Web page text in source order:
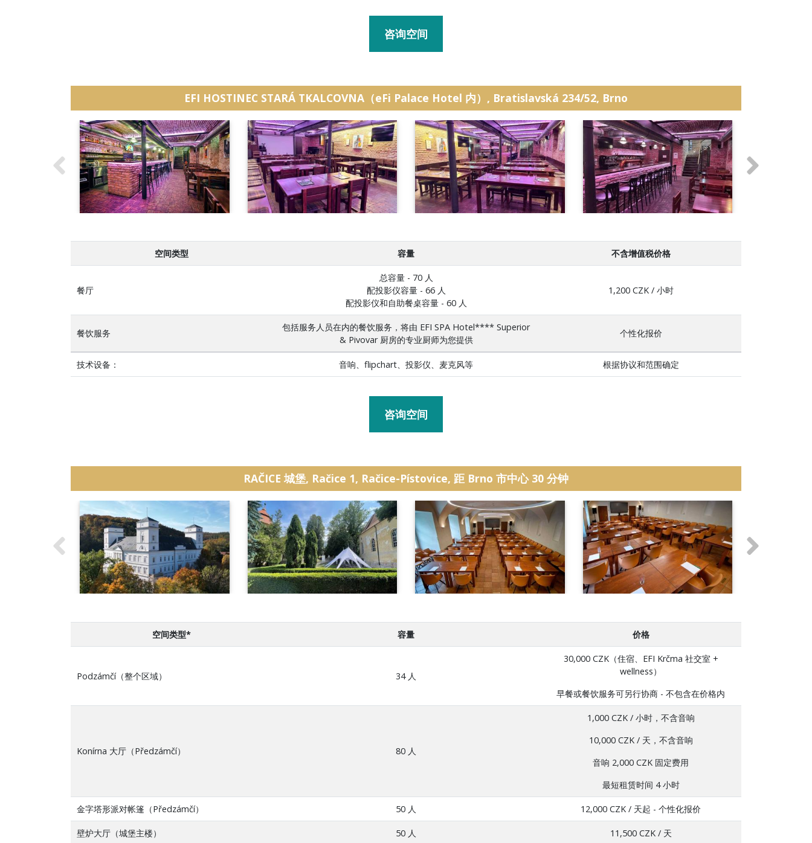
咨询空间
EFI HOSTINEC STARÁ TKALCOVNA（eFi Palace Hotel 内）, Bratislavská 234/52, Brno
空间类型 容量 不含增值税价格
餐厅
总容量 - 70 人
配投影仪容量 - 66 人
配投影仪和自助餐桌容量 - 60 人
1,200 CZK / 小时
餐饮服务
包括服务人员在内的餐饮服务，将由 EFI SPA Hotel**** Superior
& Pivovar 厨房的专业厨师为您提供
个性化报价
技术设备： 音响、flipchart、投影仪、麦克风等 根据协议和范围确定
咨询空间
RAČICE 城堡, Račice 1, Račice-Pístovice, 距 Brno 市中心 30 分钟
空间类型* 容量 价格
Podzámčí（整个区域） 34 人
30,000 CZK（住宿、EFI Krčma 社交室 +
wellness）
早餐或餐饮服务可另行协商 - 不包含在价格内
Konírna 大厅（Předzámčí） 80 人
1,000 CZK / 小时，不含音响
10,000 CZK / 天，不含音响
音响 2,000 CZK 固定费用
最短租赁时间 4 小时
金字塔形派对帐篷（Předzámčí） 50 人 12,000 CZK / 天起 - 个性化报价
壁炉大厅（城堡主楼） 50 人 11,500 CZK / 天